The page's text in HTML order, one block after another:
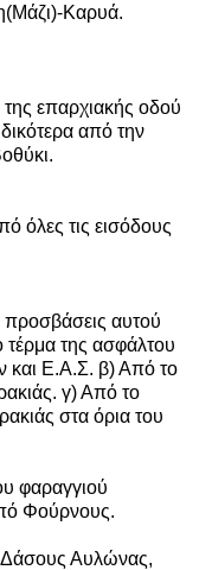
Καρυά.
επαρχιακής οδού
από την
όλες τις εισόδους
προσβάσεις αυτού
της ασφάλτου
και Ε.Α.Σ. β) Από το
γ) Από το
στα όρια του
φαραγγιού
Φούρνους.
Δάσους Αυλώνας,